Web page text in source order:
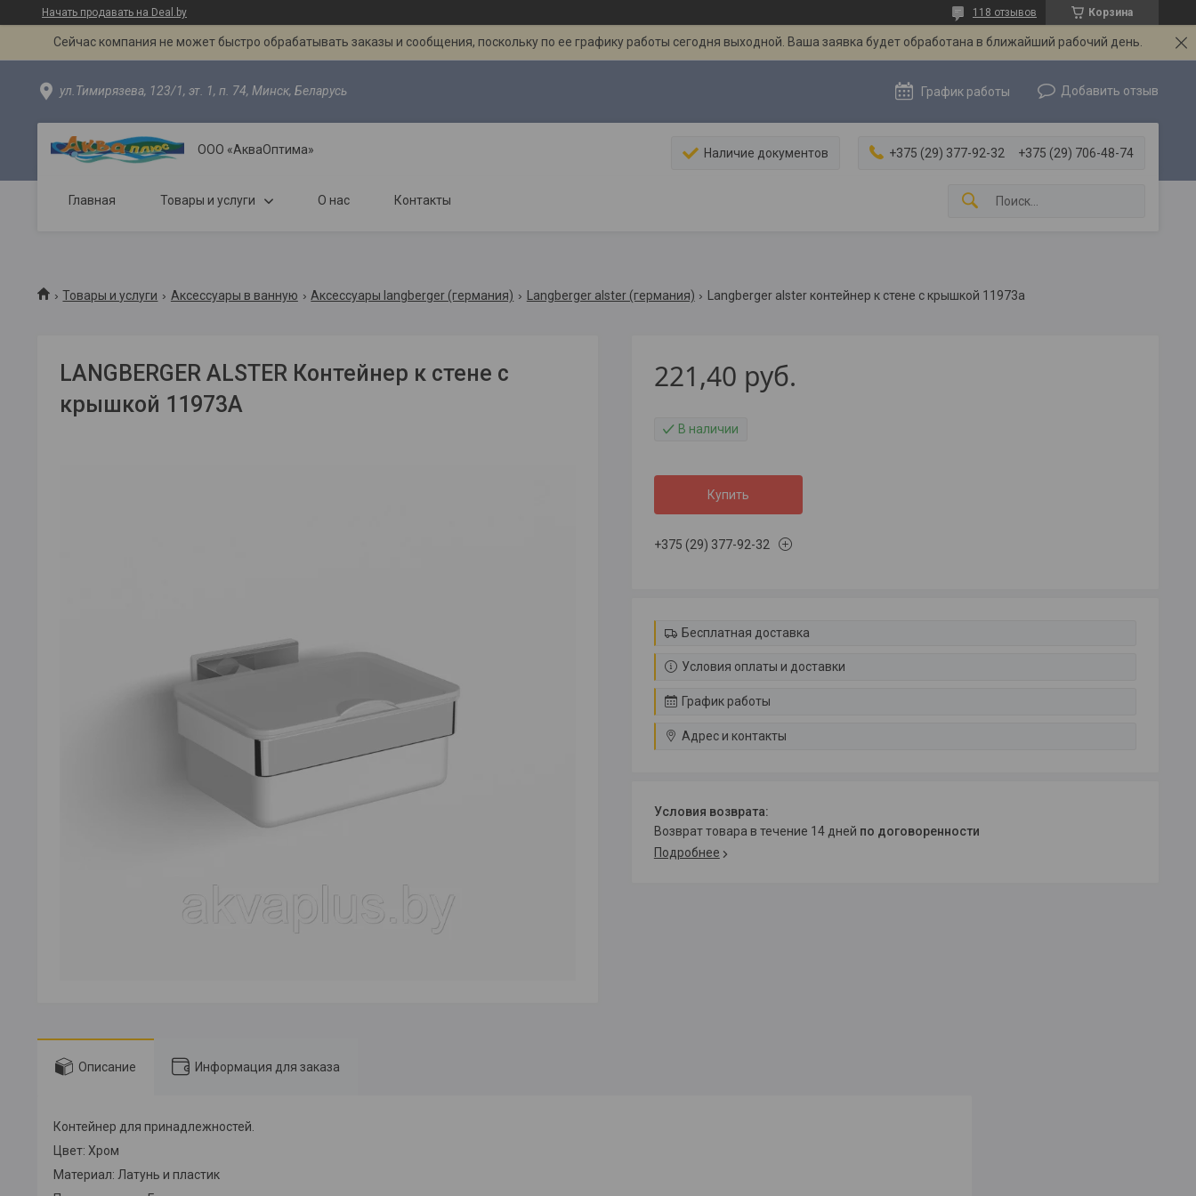
Начать продавать на Deal.by Корзина
118 отзывов
Сейчас компания не может быстро обрабатывать заказы и сообщения, поскольку по ее графику работы сегодня выходной. Ваша заявка будет обработана в ближайший рабочий день.
ул.Тимирязева, 123/1, эт. 1, п. 74, Минск, Беларусь График работы Добавить отзыв
ООО «АкваОптима» Наличие документов +375 (29) 377-92-32 +375 (29) 706-48-74
Главная Товары и услуги О нас Контакты
Товары и услуги Аксессуары в ванную Аксессуары langberger (германия) Langberger alster (германия) Langberger alster контейнер к стене с крышкой 11973а
LANGBERGER ALSTER Контейнер к стене с
крышкой 11973А
221,40 руб.
В наличии
Купить
+375 (29) 377-92-32
Бесплатная доставка
Условия оплаты и доставки
График работы
Адрес и контакты
возврат товара в течение 14 дней по договоренности
Подробнее
Описание Информация для заказа
Контейнер для принадлежностей.
Цвет: Хром
Материал: Латунь и пластик